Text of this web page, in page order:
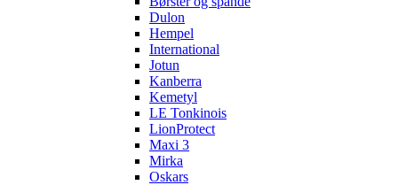
Dulon
Hempel
International
Jotun
Kanberra
Kemetyl
LE Tonkinois
LionProtect
Maxi 3
Mirka
Oskars